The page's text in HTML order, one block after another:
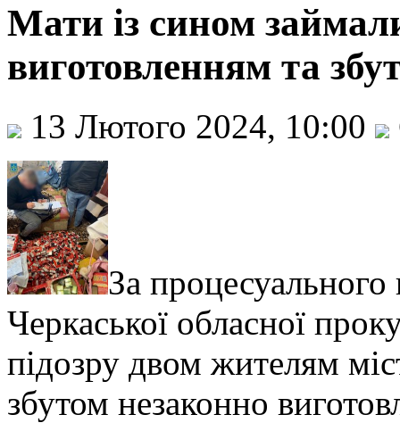
Мати із сином
виготовленням та
13 Лютого 2024, 10:00
За процесуального
Черкаської обласної
підозру двом жителям
збутом незаконно